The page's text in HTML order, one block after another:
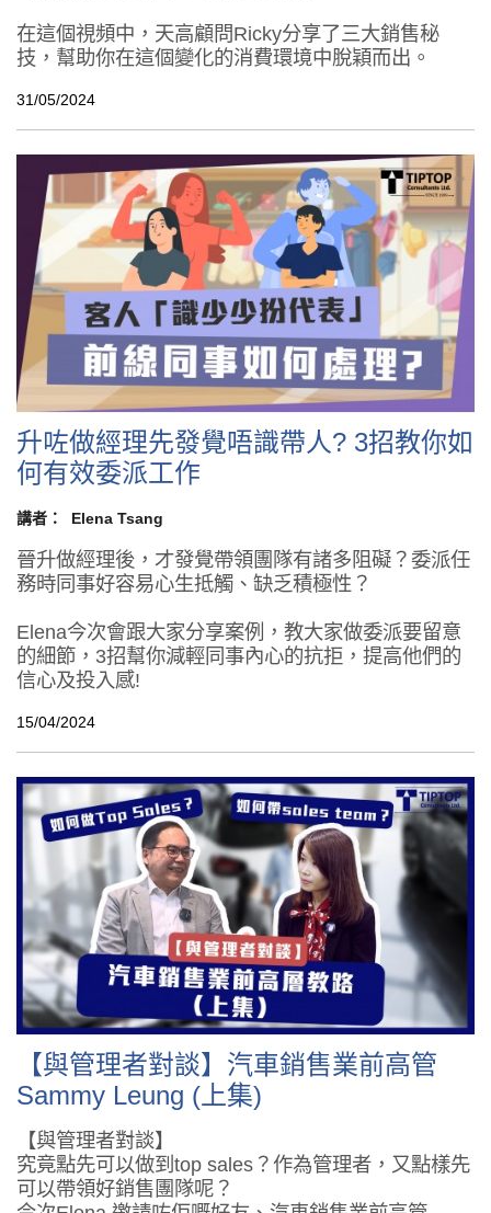
在這個視頻中，天高顧問Ricky分享了三大銷售秘
技，幫助你在這個變化的消費環境中脫穎而出。
31/05/2024
升咗做經理先發覺唔識帶人? 3招教你如
何有效委派工作
講者： Elena Tsang
晉升做經理後，才發覺帶領團隊有諸多阻礙？委派任
務時同事好容易心生抵觸、缺乏積極性？
Elena今次會跟大家分享案例，教大家做委派要留意
的細節，3招幫你減輕同事內心的抗拒，提高他們的
信心及投入感!
15/04/2024
【與管理者對談】汽車銷售業前高管
Sammy Leung (上集)
【與管理者對談】
究竟點先可以做到top sales？作為管理者，又點樣先
可以帶領好銷售團隊呢？